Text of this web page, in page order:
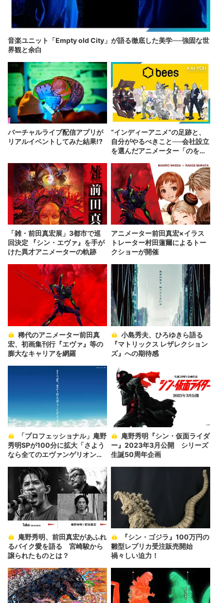
音楽ユニット「Empty old City」が語る徹底した美学──強固な世
界観と余白
バーチャルライブ配信アプリが
リアルイベントしてみた結果!?
“インディーアニメ“の足跡と、
自分がやるべきこと──会社設立
を選んだアニメーター「のを
「雑・前田真宏展」3都市で巡
回決定 『シン・エヴァ』を手が
けた異才アニメーターの軌跡
アニメーター前田真宏×イラス
トレーター村田蓮爾によるトー
クショーが開催
宏、初画集刊行『エヴァ』等の
膨大なキャリアを網羅
『マトリックス レザレクション
ズ』への期待感
秀明SPが100分に拡大「さよう
なら全てのエヴァンゲリオン」
ー』2023年3月公開 シリーズ
生誕50周年企画
るバイク愛を語る 宮崎駿から
譲られたものとは？
雛型レプリカ受注販売開始
禍々しい迫力！